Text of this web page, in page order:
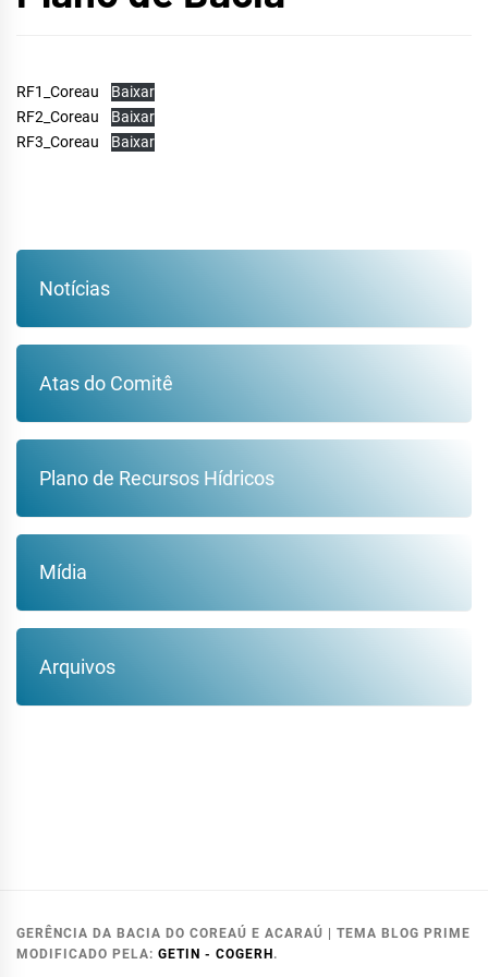
RF1_Coreau
Baixar
RF2_Coreau
Baixar
RF3_Coreau
Baixar
Notícias
Atas do Comitê
Plano de Recursos Hídricos
Mídia
Arquivos
GERÊNCIA DA BACIA DO COREAÚ E ACARAÚ
TEMA BLOG PRIME
MODIFICADO PELA: GETIN - COGERH .